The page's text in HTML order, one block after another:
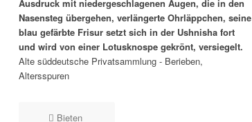
Ausdruck mit niedergeschlagenen Augen, die in den
Nasensteg übergehen, verlängerte Ohrläppchen, seine
blau gefärbte Frisur setzt sich in der Ushnisha fort
und wird von einer Lotusknospe gekrönt, versiegelt.
Alte süddeutsche Privatsammlung - Berieben,
Altersspuren
Bieten